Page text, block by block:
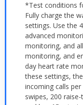
*Test conditions
Fully charge the
settings. Use the
advanced
monitoring, and
monitoring, and
day heart rate
these settings,
incoming calls
swipes, 200